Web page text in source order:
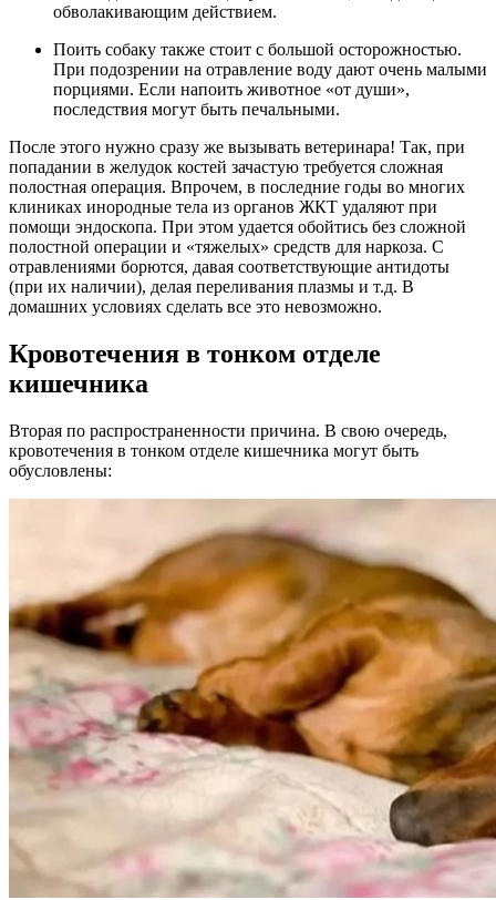
обволакивающим действием.
Поить собаку также стоит с большой осторожностью.
При подозрении на отравление воду дают очень малыми
порциями. Если напоить животное «от души»,
последствия могут быть печальными.
После этого нужно сразу же вызывать ветеринара! Так, при
попадании в желудок костей зачастую требуется сложная
полостная операция. Впрочем, в последние годы во многих
клиниках инородные тела из органов ЖКТ удаляют при
помощи эндоскопа. При этом удается обойтись без сложной
полостной операции и «тяжелых» средств для наркоза. С
отравлениями борются, давая соответствующие антидоты
(при их наличии), делая переливания плазмы и т.д. В
домашних условиях сделать все это невозможно.
Кровотечения в тонком отделе
кишечника
Вторая по распространенности причина. В свою очередь,
кровотечения в тонком отделе кишечника могут быть
обусловлены: